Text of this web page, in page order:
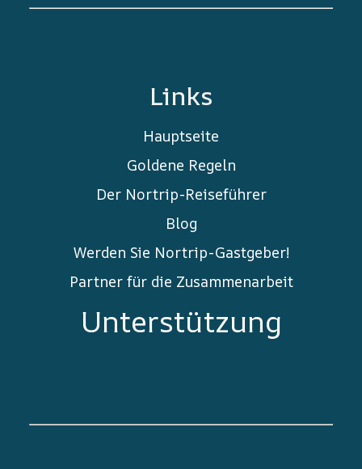
Links
Hauptseite
Goldene Regeln
Der Nortrip-Reiseführer
Blog
Werden Sie Nortrip-Gastgeber!
Partner für die Zusammenarbeit
Unterstützung